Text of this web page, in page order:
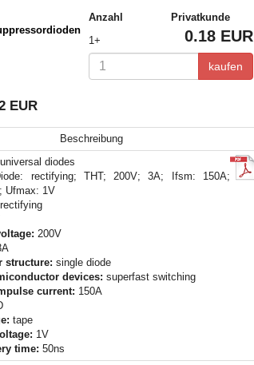
Anzahl
Privatkunde
1+
0.18 EUR
kaufen
EUR
Beschreibung
diodes
rectifying; THT; 200V; 3A; Ifsm: 150A;
Ufmax: 1V
rectifying
200V
structure: single diode
devices: superfast switching
current: 150A
tape
1V
time: 50ns